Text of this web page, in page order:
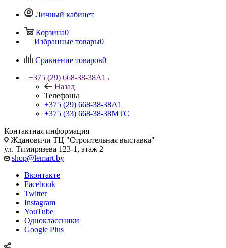
Личный кабинет
Корзина0
Избранные товары0
Сравнение товаров0
+375 (29) 668-38-38A1
Назад
Телефоны
+375 (29) 668-38-38A1
+375 (33) 668-38-38МТС
Контактная информация
Ждановичи ТЦ "Строительная выставка"
ул. Тимирязева 123-1, этаж 2
shop@lemart.by
Вконтакте
Facebook
Twitter
Instagram
YouTube
Одноклассники
Google Plus